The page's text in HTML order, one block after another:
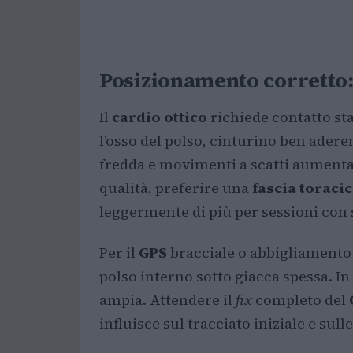
Posizionamento
Il cardio ottico richiede contatto
l’osso del polso, cinturino ben
fredda e movimenti a scatti
qualità, preferire una fascia
leggermente di più per sessioni con
Per il GPS bracciale o
polso interno sotto giacca spessa.
ampia. Attendere il fix completo del
influisce sul tracciato iniziale e